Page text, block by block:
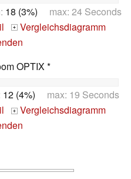
18 (3%) max: 24 Seconds
+
Vergleichsdiagramm
OPTIX *
12 (4%) max: 19 Seconds
+
Vergleichsdiagramm